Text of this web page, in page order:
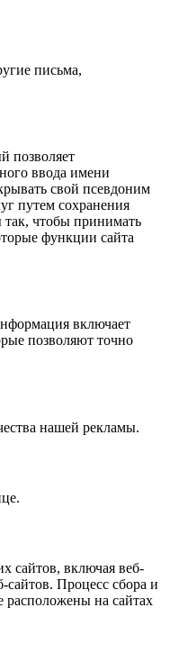
письма,
позволяет
ввода имени
свой псевдоним
путем сохранения
так, чтобы принимать
функции сайта
включает
позволяют точно
нашей рекламы.
сайтов, включая веб-
сайтов. Процесс сбора и
расположены на сайтах